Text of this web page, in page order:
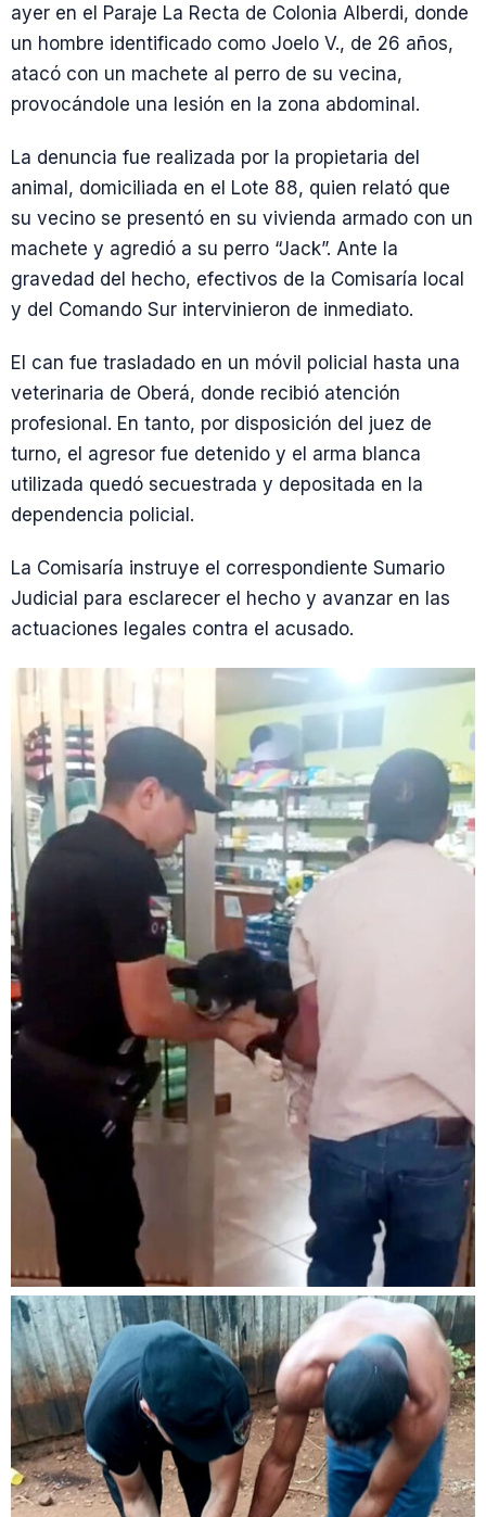
ayer en el Paraje La Recta de Colonia Alberdi, donde
un hombre identificado como Joelo V., de 26 años,
atacó con un machete al perro de su vecina,
provocándole una lesión en la zona abdominal.
La denuncia fue realizada por la propietaria del
animal, domiciliada en el Lote 88, quien relató que
su vecino se presentó en su vivienda armado con un
machete y agredió a su perro “Jack”. Ante la
gravedad del hecho, efectivos de la Comisaría local
y del Comando Sur intervinieron de inmediato.
El can fue trasladado en un móvil policial hasta una
veterinaria de Oberá, donde recibió atención
profesional. En tanto, por disposición del juez de
turno, el agresor fue detenido y el arma blanca
utilizada quedó secuestrada y depositada en la
dependencia policial.
La Comisaría instruye el correspondiente Sumario
Judicial para esclarecer el hecho y avanzar en las
actuaciones legales contra el acusado.